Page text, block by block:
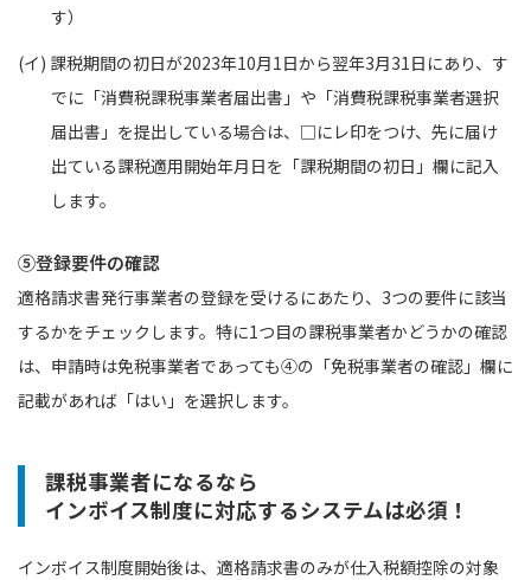
す）
(イ) 課税期間の初日が2023年10月1日から翌年3月31日にあり、す
でに「消費税課税事業者届出書」や「消費税課税事業者選択
届出書」を提出している場合は、□にレ印をつけ、先に届け
出ている課税適用開始年月日を「課税期間の初日」欄に記入
します。
⑤登録要件の確認
適格請求書発行事業者の登録を受けるにあたり、3つの要件に該当
するかをチェックします。特に1つ目の課税事業者かどうかの確認
は、申請時は免税事業者であっても④の「免税事業者の確認」欄に
記載があれば「はい」を選択します。
課税事業者になるなら
インボイス制度に対応するシステムは必須！
インボイス制度開始後は、適格請求書のみが仕入税額控除の対象